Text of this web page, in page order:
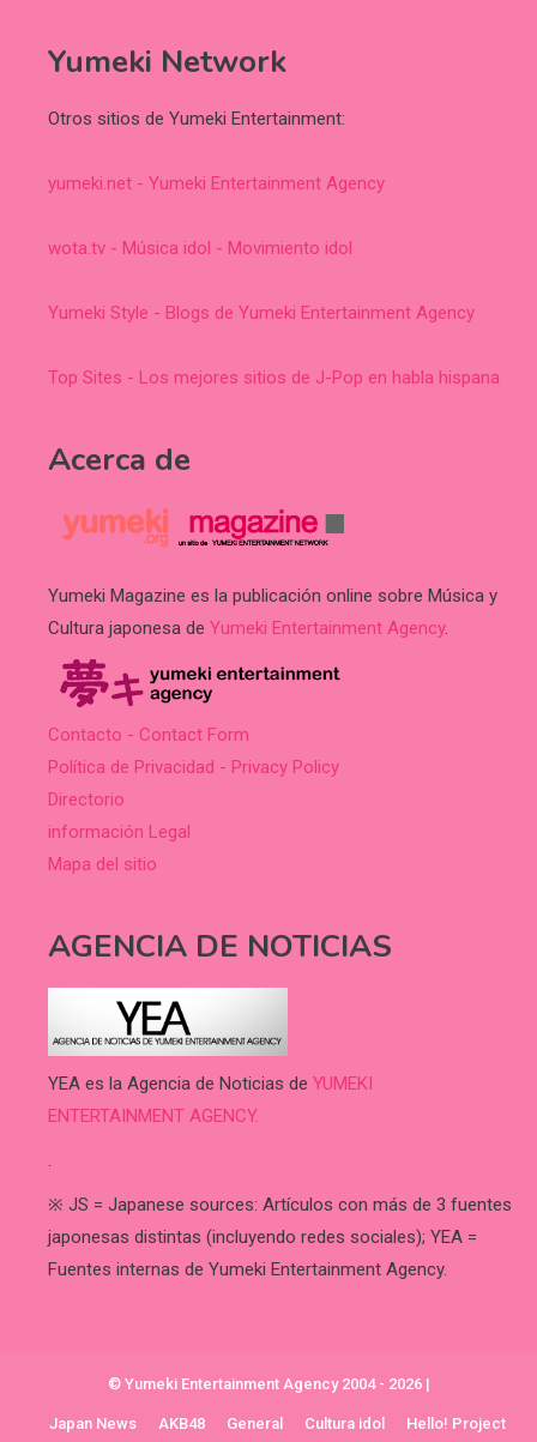
Yumeki Network
Otros sitios de Yumeki Entertainment:
yumeki.net - Yumeki Entertainment Agency
wota.tv - Música idol - Movimiento idol
Yumeki Style - Blogs de Yumeki Entertainment Agency
Top Sites - Los mejores sitios de J-Pop en habla hispana
Acerca de
Yumeki Magazine es la publicación online sobre Música y
Cultura japonesa de Yumeki Entertainment Agency.
Contacto - Contact Form
Política de Privacidad - Privacy Policy
Directorio
información Legal
Mapa del sitio
AGENCIA DE NOTICIAS
YEA es la Agencia de Noticias de YUMEKI
ENTERTAINMENT AGENCY.
.
※ JS = Japanese sources: Artículos con más de 3 fuentes
japonesas distintas (incluyendo redes sociales); YEA =
Fuentes internas de Yumeki Entertainment Agency.
© Yumeki Entertainment Agency 2004 - 2026 |
Japan News AKB48 General Cultura idol Hello! Project